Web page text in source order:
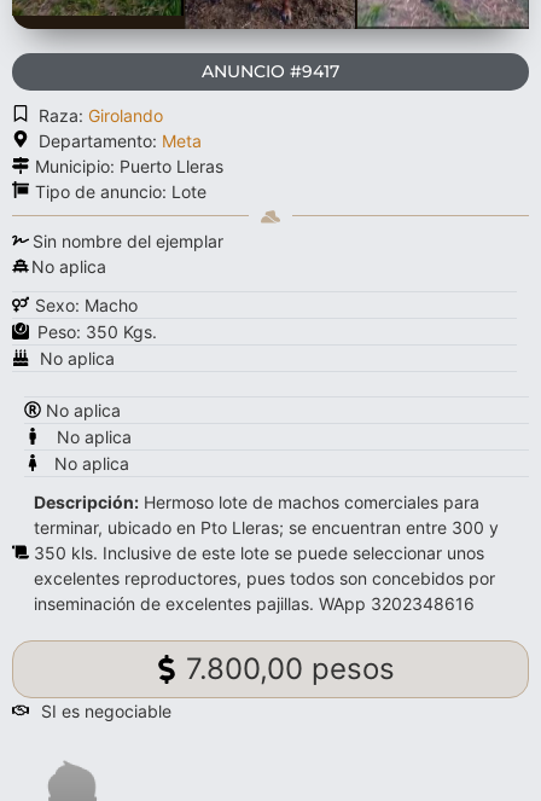
ANUNCIO #9417
Raza: Girolando
Departamento: Meta
Municipio: Puerto Lleras
Tipo de anuncio: Lote
Sin nombre del ejemplar
No aplica
Sexo: Macho
Peso: 350 Kgs.
No aplica
No aplica
No aplica
No aplica
Descripción: Hermoso lote de machos comerciales para
terminar, ubicado en Pto Lleras; se encuentran entre 300 y
350 kls. Inclusive de este lote se puede seleccionar unos
excelentes reproductores, pues todos son concebidos por
inseminación de excelentes pajillas. WApp 3202348616
7.800,00 pesos
SI es negociable